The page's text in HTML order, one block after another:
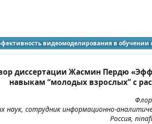
видеомоделирования в
диссертации Жасмин Пердю
навыкам “молодых взрослых” с
наук, сотрудник информационно-
Россия,